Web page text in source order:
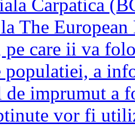
Carpatica
The
pe care ii va
a
imprumut a
vor fi